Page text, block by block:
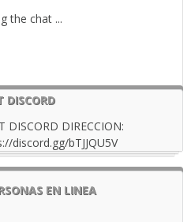
the chat ...
DISCORD
DISCORD DIRECCION:
discord.gg/bTJJQU5V
EN LINEA